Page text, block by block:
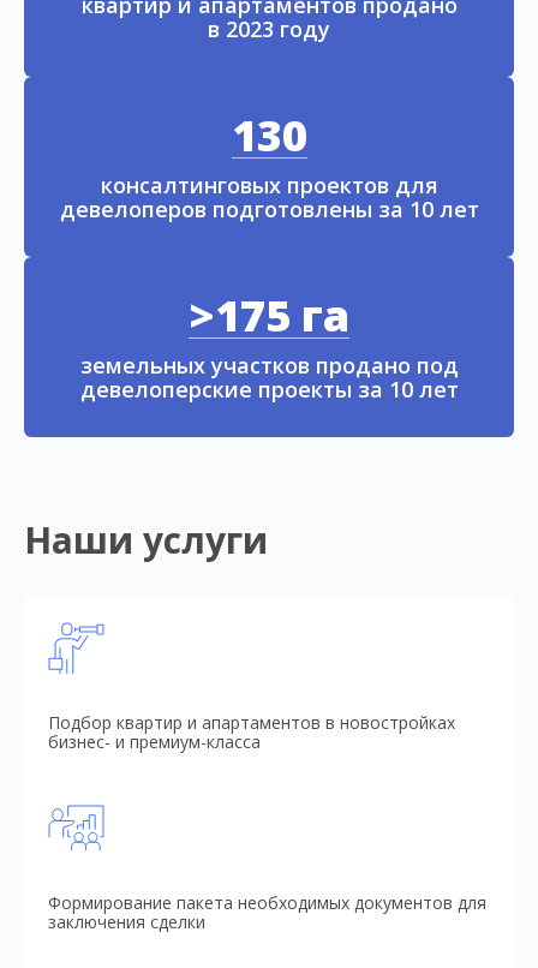
в 2023 году
130
консалтинговых проектов для
девелоперов подготовлены за 10 лет
>175 га
земельных участков продано под
девелоперские проекты за 10 лет
Наши услуги
Подбор квартир и апартаментов в новостройках
бизнес- и премиум-класса
Формирование пакета необходимых документов для
заключения сделки